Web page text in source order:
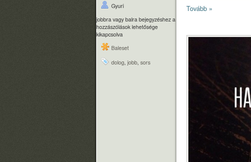
Gyuri
jobbra vagy balra bejegyzéshez a
hozzászólások lehetősége
kikapcsolva
Baleset
dolog, jobb, sors
Tovább »